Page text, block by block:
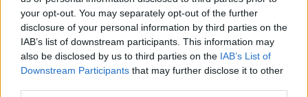
your opt-out. You may separately opt-out of the further
disclosure of your personal information by third parties on the
IAB’s list of downstream participants. This information may
also be disclosed by us to third parties on the IAB’s List of
Downstream Participants that may further disclose it to other